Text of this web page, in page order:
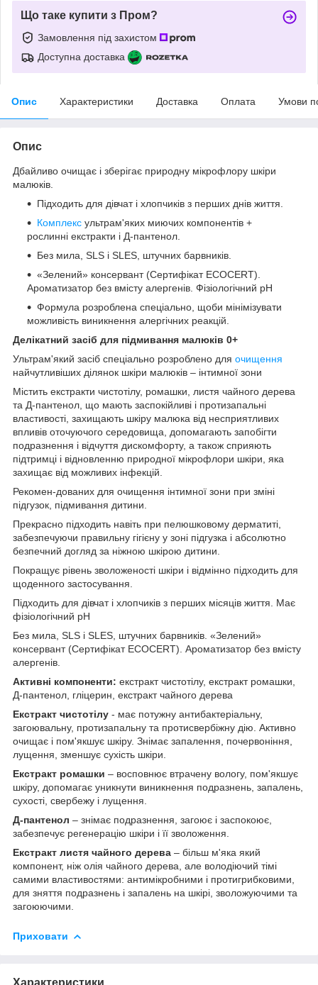
Що таке купити з Пром?
Замовлення під захистом
Доступна доставка
Опис Характеристики Доставка Оплата Умови
Опис
Дбайливо очищає і зберігає природну мікрофлору шкіри
малюків.
Підходить для дівчат і хлопчиків з перших днів життя.
Комплекс ультрам'яких миючих компонентів +
рослинні екстракти і Д-пантенол.
Без мила, SLS і SLES, штучних барвників.
«Зелений» консервант (Сертифікат ECOCERT).
Ароматизатор без вмісту алергенів. Фізіологічний рН
Формула розроблена спеціально, щоби мінімізувати
можливість виникнення алергічних реакцій.
Делікатний засіб для підмивання малюків 0+
Ультрам'який засіб спеціально розроблено для очищення
найчутливіших ділянок шкіри малюків – інтимної зони
Містить екстракти чистотілу, ромашки, листя чайного дерева
та Д-пантенол, що мають заспокійливі і протизапальні
властивості, захищають шкіру малюка від несприятливих
впливів оточуючого середовища, допомагають запобігти
подразнення і відчуття дискомфорту, а також сприяють
підтримці і відновленню природної мікрофлори шкіри, яка
захищає від можливих інфекцій.
Рекомен-дованих для очищення інтимної зони при зміні
підгузок, підмивання дитини.
Прекрасно підходить навіть при пелюшковому дерматиті,
забезпечуючи правильну гігієну у зоні підгузка і абсолютно
безпечний догляд за ніжною шкірою дитини.
Покращує рівень зволоженості шкіри і відмінно підходить для
щоденного застосування.
Підходить для дівчат і хлопчиків з перших місяців життя. Має
фізіологічний рН
Без мила, SLS і SLES, штучних барвників. «Зелений»
консервант (Сертифікат ECOCERT). Ароматизатор без вмісту
алергенів.
Активні компоненти: екстракт чистотілу, екстракт ромашки,
Д-пантенол, гліцерин, екстракт чайного дерева
Екстракт чистотілу - має потужну антибактеріальну,
загоювальну, протизапальну та протисвербіжну дію. Активно
очищає і пом'якшує шкіру. Знімає запалення, почервоніння,
лущення, зменшує сухість шкіри.
Екстракт ромашки – восповнює втрачену вологу, пом'якшує
шкіру, допомагає уникнути виникнення подразнень, запалень,
сухості, свербежу і лущення.
Д-пантенол – знімає подразнення, загоює і заспокоює,
забезпечує регенерацію шкіри і її зволоження.
Екстракт листя чайного дерева – більш м'яка який
компонент, ніж олія чайного дерева, але володіючий тімі
самими властивостями: антимікробними і протигрибковими,
для зняття подразнень і запалень на шкірі, зволожуючими та
загоюючими.
Приховати
Характеристики